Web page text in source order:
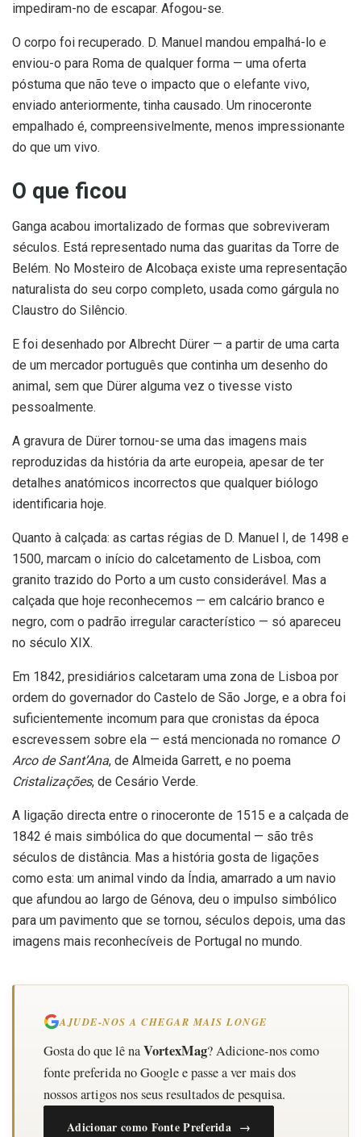
impediram-no de escapar. Afogou-se.
O corpo foi recuperado. D. Manuel mandou empalhá-lo e
enviou-o para Roma de qualquer forma — uma oferta
póstuma que não teve o impacto que o elefante vivo,
enviado anteriormente, tinha causado. Um rinoceronte
empalhado é, compreensivelmente, menos impressionante
do que um vivo.
O que ficou
Ganga acabou imortalizado de formas que sobreviveram
séculos. Está representado numa das guaritas da Torre de
Belém. No Mosteiro de Alcobaça existe uma representação
naturalista do seu corpo completo, usada como gárgula no
Claustro do Silêncio.
E foi desenhado por Albrecht Dürer — a partir de uma carta
de um mercador português que continha um desenho do
animal, sem que Dürer alguma vez o tivesse visto
pessoalmente.
A gravura de Dürer tornou-se uma das imagens mais
reproduzidas da história da arte europeia, apesar de ter
detalhes anatómicos incorrectos que qualquer biólogo
identificaria hoje.
Quanto à calçada: as cartas régias de D. Manuel I, de 1498 e
1500, marcam o início do calcetamento de Lisboa, com
granito trazido do Porto a um custo considerável. Mas a
calçada que hoje reconhecemos — em calcário branco e
negro, com o padrão irregular característico — só apareceu
no século XIX.
Em 1842, presidiários calcetaram uma zona de Lisboa por
ordem do governador do Castelo de São Jorge, e a obra foi
suficientemente incomum para que cronistas da época
escrevessem sobre ela — está mencionada no romance O
Arco de Sant’Ana, de Almeida Garrett, e no poema
Cristalizações, de Cesário Verde.
A ligação directa entre o rinoceronte de 1515 e a calçada de
1842 é mais simbólica do que documental — são três
séculos de distância. Mas a história gosta de ligações
como esta: um animal vindo da Índia, amarrado a um navio
que afundou ao largo de Génova, deu o impulso simbólico
para um pavimento que se tornou, séculos depois, uma das
imagens mais reconhecíveis de Portugal no mundo.
AJUDE-NOS A CHEGAR MAIS LONGE
Gosta do que lê naVortexMag? Adicione-nos como
fonte preferida no Google e passe a ver mais dos
nossos artigos nos seus resultados de pesquisa.
Adicionar como Fonte Preferida →